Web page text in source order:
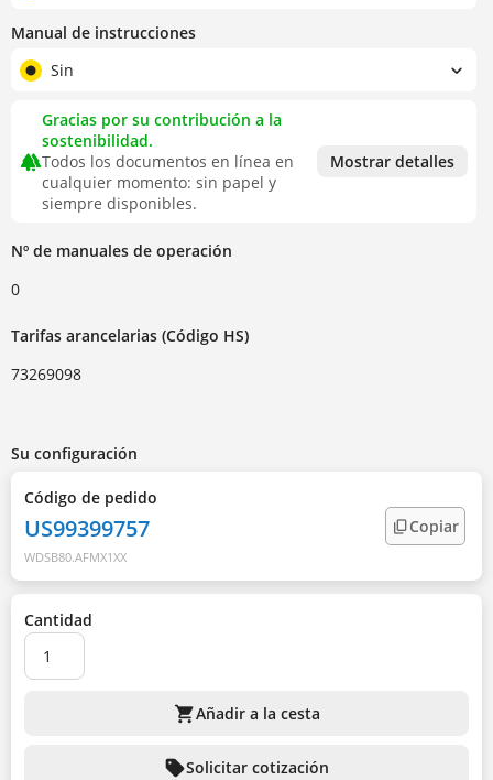
Manual de instrucciones
Sin
forest
Gracias por su contribución a la
sostenibilidad.
Todos los documentos en línea en
cualquier momento: sin papel y
siempre disponibles.
Mostrar detalles
Nº de manuales de operación
0
Tarifas arancelarias (Código HS)
73269098
Su configuración
Código de pedido
US99399757
WDSB80.AFMX1XX
Copiar
Cantidad
shopping_cartAñadir a la cesta
sellSolicitar cotización